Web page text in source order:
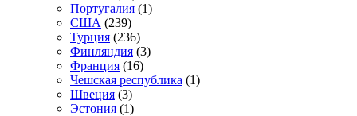
Португалия (1)
США (239)
Турция (236)
Финляндия (3)
Франция (16)
Чешская республика (1)
Швеция (3)
Эстония (1)